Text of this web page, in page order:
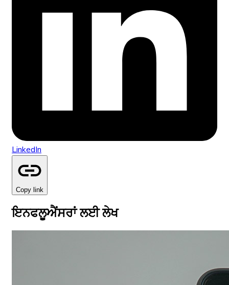
LinkedIn
Copy link
ਇਨਫਲੂਐਂਸਰਾਂ ਲਈ ਲੇਖ